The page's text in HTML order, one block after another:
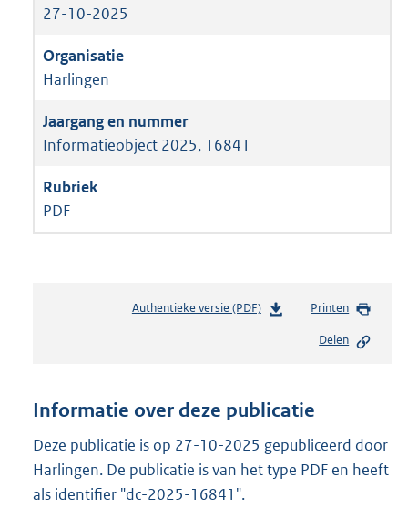
27-10-2025
Harlingen
Informatieobject 2025, 16841
PDF
Authentieke versie (PDF)b
n
s
r
Printen
Delen
Informatie over deze publicatie
Deze publicatie is op 27-10-2025 gepubliceerd door
Harlingen. De publicatie is van het type PDF en heeft
als identifier "dc-2025-16841".